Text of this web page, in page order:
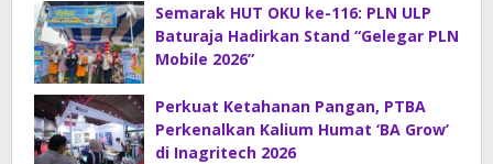
Semarak HUT OKU ke-116: PLN ULP
Baturaja Hadirkan Stand “Gelegar PLN
Mobile 2026”
Perkuat Ketahanan Pangan, PTBA
Perkenalkan Kalium Humat ‘BA Grow’
di Inagritech 2026